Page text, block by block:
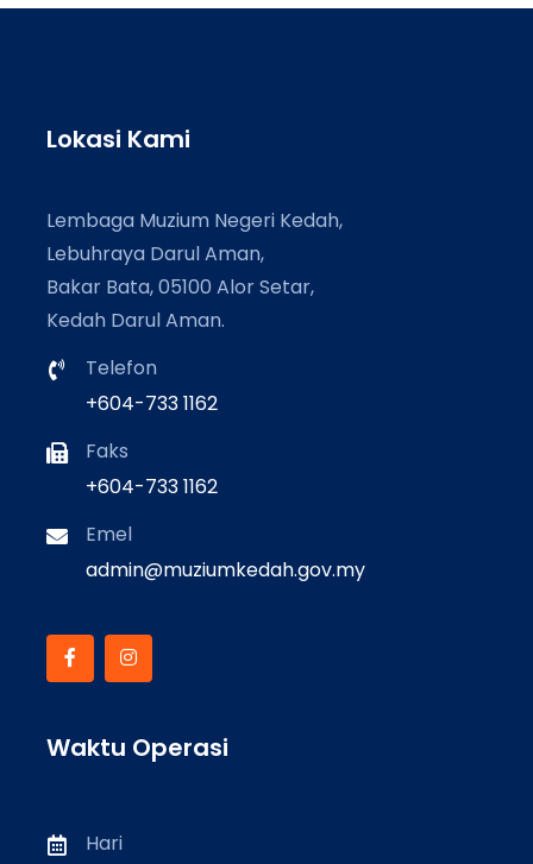
Lokasi Kami
Lembaga Muzium Negeri Kedah,
Lebuhraya Darul Aman,
Bakar Bata, 05100 Alor Setar,
Kedah Darul Aman.
Telefon
+604-733 1162
Faks
+604-733 1162
Emel
admin@muziumkedah.gov.my
Waktu Operasi
Hari